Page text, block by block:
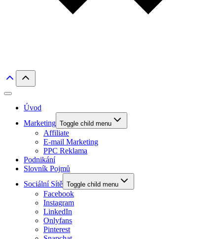
Úvod
Marketing Toggle child menu
Affiliate
E-mail Marketing
PPC Reklama
Podnikání
Slovník Pojmů
Sociální Sítě Toggle child menu
Facebook
Instagram
LinkedIn
Onlyfans
Pinterest